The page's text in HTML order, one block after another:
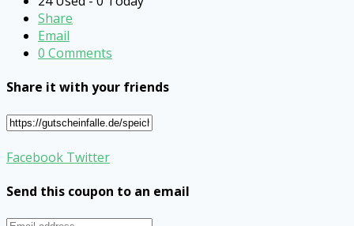
Share
Email
0 Comments
Share it with your friends
Facebook Twitter
Send this coupon to an email